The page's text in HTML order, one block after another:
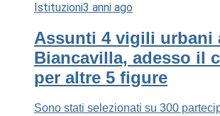
Istituzioni3 anni ago
Assunti 4 vigili urbani
Biancavilla, adesso il
per altre 5 figure
Sono stati selezionati su 300